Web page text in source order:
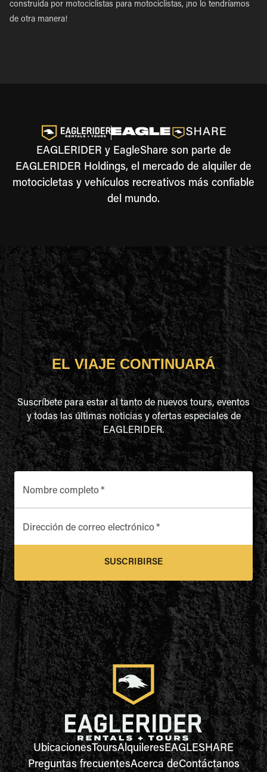
construida por motociclistas para motociclistas, ¡no lo tendríamos
de otra manera!
EAGLERIDER y EagleShare son parte de
EAGLERIDER Holdings, el mercado de alquiler de
motocicletas y vehículos recreativos más confiable
del mundo.
EL VIAJE CONTINUARÁ
Suscríbete para estar al tanto de nuevos tours, eventos
y todas las últimas noticias y ofertas especiales de
EAGLERIDER.
Nombre completo*
Dirección de correo electrónico*
SUSCRIBIRSE
UbicacionesToursAlquileresEAGLESHARE
Preguntas frecuentesAcerca deContáctanos